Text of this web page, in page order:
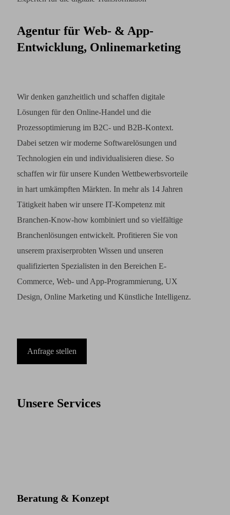
Agentur für Web- & App-
Entwicklung, Onlinemarketing
Wir denken ganzheitlich und schaffen digitale
Lösungen für den Online-Handel und die
Prozessoptimierung im B2C- und B2B-Kontext.
Dabei setzen wir moderne Softwarelösungen und
Technologien ein und individualisieren diese. So
schaffen wir für unsere Kunden Wettbewerbsvorteile
in hart umkämpften Märkten. In mehr als 14 Jahren
Tätigkeit haben wir unsere IT-Kompetenz mit
Branchen-Know-how kombiniert und so vielfältige
Branchenlösungen entwickelt. Profitieren Sie von
unserem praxiserprobten Wissen und unseren
qualifizierten Spezialisten in den Bereichen E-
Commerce, Web- und App-Programmierung, UX
Design, Online Marketing und Künstliche Intelligenz.
Anfrage stellen
Unsere Services
Beratung & Konzept